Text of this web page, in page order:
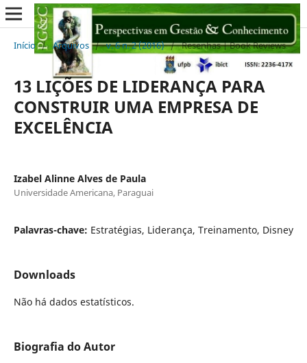
Início / Arquivos / v. 6 n. 2 (2016) / Resenhas | Book Reviews
13 LIÇÕES DE LIDERANÇA PARA
CONSTRUIR UMA EMPRESA DE
EXCELÊNCIA
Izabel Alinne Alves de Paula
Universidade Americana, Paraguai
Palavras-chave: Estratégias, Liderança, Treinamento, Disney
Downloads
Não há dados estatísticos.
Biografia do Autor